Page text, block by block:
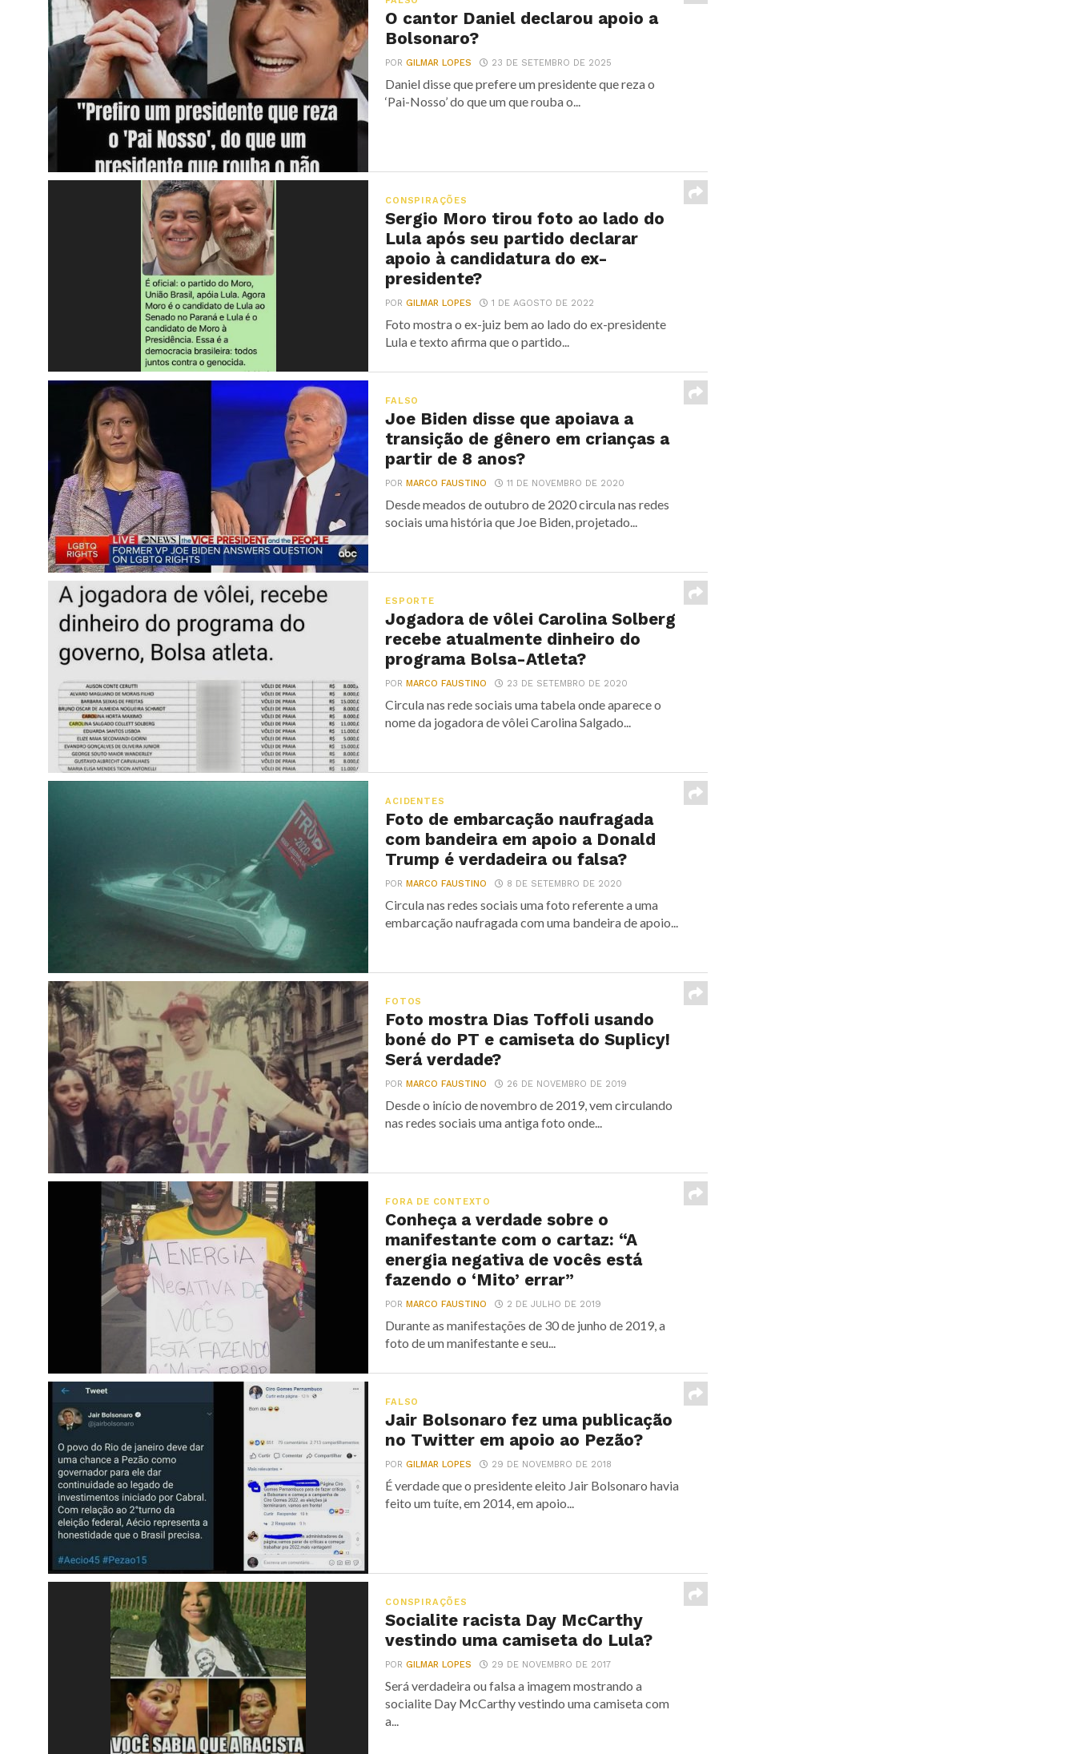
O cantor Daniel declarou apoio a
Bolsonaro?
PORGILMAR LOPES 23 DE SETEMBRO DE 2025
Daniel disse que prefere um presidente que reza o
‘Pai-Nosso’ do que um que rouba o...
CONSPIRAÇÕES
Sergio Moro tirou foto ao lado do
Lula após seu partido declarar
apoio à candidatura do ex-
presidente?
PORGILMAR LOPES 1 DE AGOSTO DE 2022
Foto mostra o ex-juiz bem ao lado do ex-presidente
Lula e texto afirma que o partido...
FALSO
Joe Biden disse que apoiava a
transição de gênero em crianças a
partir de 8 anos?
PORMARCO FAUSTINO 11 DE NOVEMBRO DE 2020
Desde meados de outubro de 2020 circula nas redes
sociais uma história que Joe Biden, projetado...
ESPORTE
Jogadora de vôlei Carolina Solberg
recebe atualmente dinheiro do
programa Bolsa-Atleta?
PORMARCO FAUSTINO 23 DE SETEMBRO DE 2020
Circula nas rede sociais uma tabela onde aparece o
nome da jogadora de vôlei Carolina Salgado...
ACIDENTES
Foto de embarcação naufragada
com bandeira em apoio a Donald
Trump é verdadeira ou falsa?
PORMARCO FAUSTINO 8 DE SETEMBRO DE 2020
Circula nas redes sociais uma foto referente a uma
embarcação naufragada com uma bandeira de apoio...
FOTOS
Foto mostra Dias Toffoli usando
boné do PT e camiseta do Suplicy!
Será verdade?
PORMARCO FAUSTINO 26 DE NOVEMBRO DE 2019
Desde o início de novembro de 2019, vem circulando
nas redes sociais uma antiga foto onde...
FORA DE CONTEXTO
Conheça a verdade sobre o
manifestante com o cartaz: “A
energia negativa de vocês está
fazendo o ‘Mito’ errar”
PORMARCO FAUSTINO 2 DE JULHO DE 2019
Durante as manifestações de 30 de junho de 2019, a
foto de um manifestante e seu...
FALSO
Jair Bolsonaro fez uma publicação
no Twitter em apoio ao Pezão?
PORGILMAR LOPES 29 DE NOVEMBRO DE 2018
É verdade que o presidente eleito Jair Bolsonaro havia
feito um tuíte, em 2014, em apoio...
CONSPIRAÇÕES
Socialite racista Day McCarthy
vestindo uma camiseta do Lula?
PORGILMAR LOPES 29 DE NOVEMBRO DE 2017
Será verdadeira ou falsa a imagem mostrando a
socialite Day McCarthy vestindo uma camiseta com
a...